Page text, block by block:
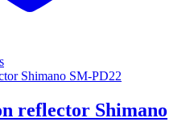
reflector Shimano